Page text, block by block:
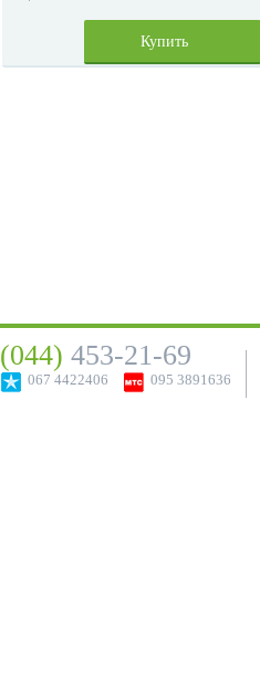
Купить
(044) 453-21-69
067 4422406 095 3891636